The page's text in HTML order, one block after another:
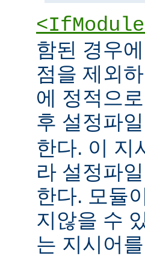
함된 경우
점을 제외
에 정적으
후 설정파
한다. 이 지
라 설정파
한다. 모듈
지않을 수
는 지시어